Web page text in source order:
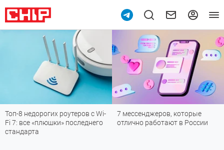
Топ-8 недорогих роутеров с Wi-
Fi 7: все «плюшки» последнего
стандарта
7 мессенджеров, которые
отлично работают в России